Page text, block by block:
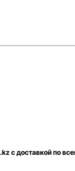
с доставкой по